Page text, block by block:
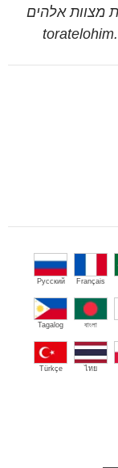
מצוות אלהים
Français
Русский
বাংলা
Tagalog
ไทย
Türkçe